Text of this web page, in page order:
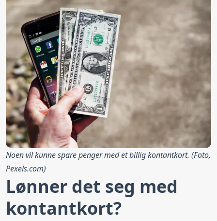
Noen vil kunne spare penger med et billig kontantkort. (Foto,
Pexels.com)
Lønner det seg med
kontantkort?